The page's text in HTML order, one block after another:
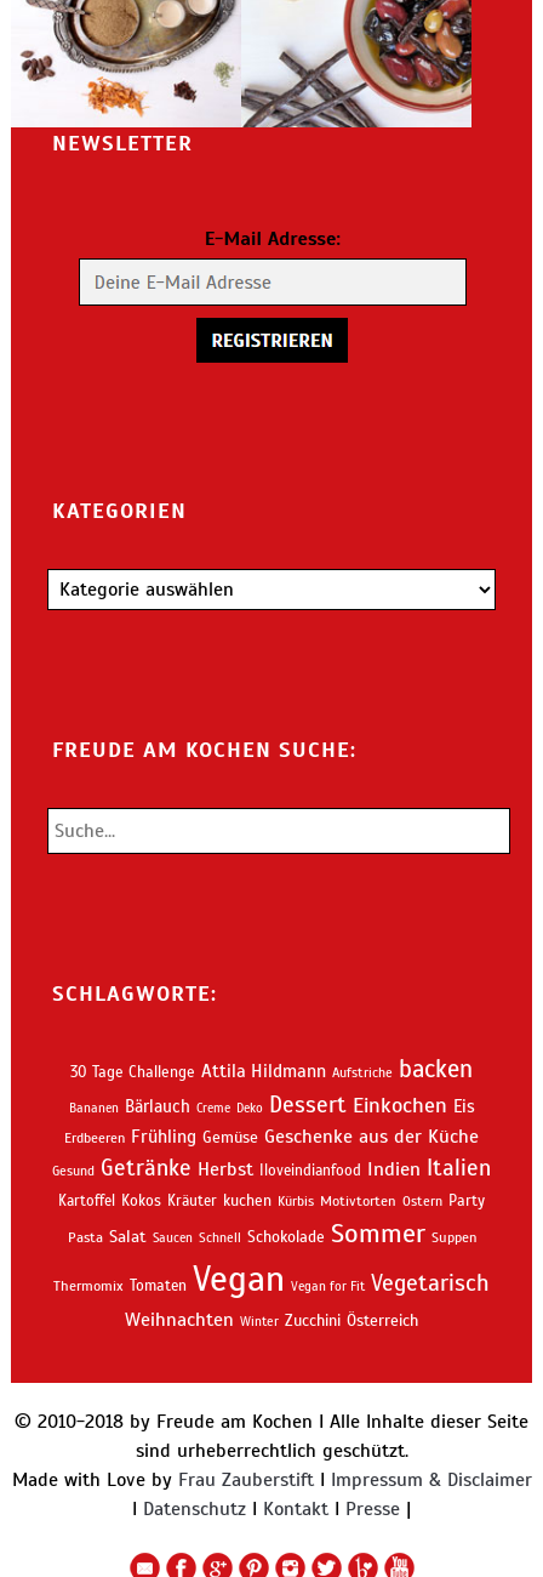
NEWSLETTER
KATEGORIEN
Kategorien
FREUDE AM KOCHEN SUCHE:
SCHLAGWORTE:
30 Tage Challenge Attila Hildmann Aufstriche backen
Bananen Bärlauch Creme Deko Dessert Einkochen Eis
Erdbeeren Frühling Gemüse Geschenke aus der Küche
Gesund Getränke Herbst Iloveindianfood Indien Italien
Kartoffel Kokos Kräuter kuchen Kürbis Motivtorten Ostern Party
Pasta Salat Saucen Schnell Schokolade Sommer Suppen
Thermomix Tomaten Vegan Vegan for Fit Vegetarisch
Weihnachten Winter Zucchini Österreich
© 2010-2018 by Freude am Kochen I Alle Inhalte dieser Seite
sind urheberrechtlich geschützt.
Made with Love by Frau ZauberstiftI Impressum & Disclaimer
I Datenschutz I KontaktI Presse |